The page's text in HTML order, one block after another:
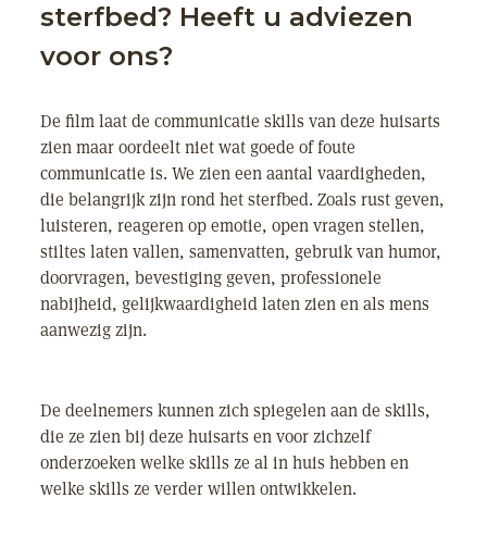
sterfbed? Heeft u adviezen
voor ons?
De film laat de communicatie skills van deze huisarts
zien maar oordeelt niet wat goede of foute
communicatie is. We zien een aantal vaardigheden,
die belangrijk zijn rond het sterfbed. Zoals rust geven,
luisteren, reageren op emotie, open vragen stellen,
stiltes laten vallen, samenvatten, gebruik van humor,
doorvragen, bevestiging geven, professionele
nabijheid, gelijkwaardigheid laten zien en als mens
aanwezig zijn.
De deelnemers kunnen zich spiegelen aan de skills,
die ze zien bij deze huisarts en voor zichzelf
onderzoeken welke skills ze al in huis hebben en
welke skills ze verder willen ontwikkelen.